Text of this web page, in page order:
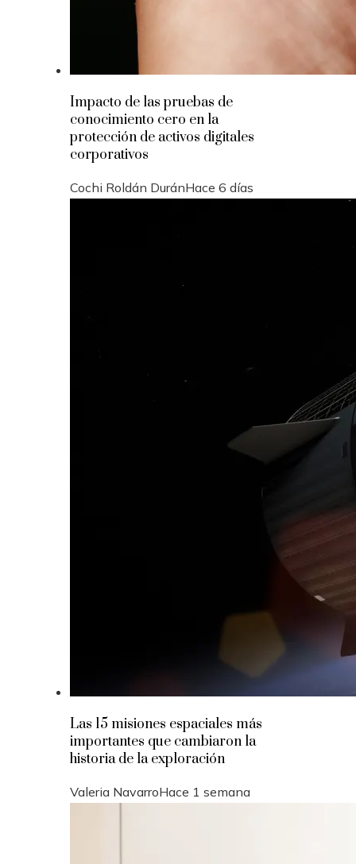
Impacto de las pruebas de
conocimiento cero en la
protección de activos digitales
corporativos
Cochi Roldán DuránHace 6 días
Las 15 misiones espaciales más
importantes que cambiaron la
historia de la exploración
Valeria NavarroHace 1 semana